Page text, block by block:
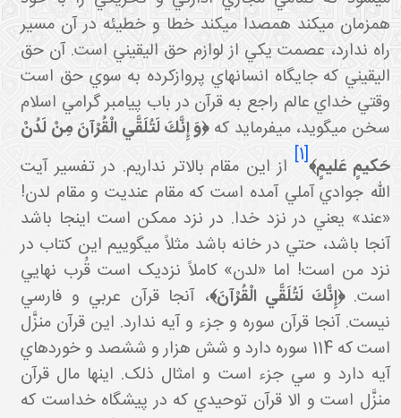
همزمان مي کند همصدا مي کند خطا و خطيئه در آن مسير
راه ندارد، عصمت يکي از لوازم حق اليقيني است. آن حق
اليقيني که جايگاه انسان هاي پروازکرده به سوي حق است
وقتي خداي عالم راجع به قرآن در باب پيامبر گرامي اسلام
سخن مي گويد، مي فرمايد که﴿وَ إِنَّكَ لَتُلَقَّي الْقُرْآنَ مِنْ لَدُنْ
حَكيمٍ عَليمٍ﴾[1]
از اين مقام بالاتر نداريم. در تفسير آيت
الله جوادي آملي آمده است که مقام عنديت و مقام لدن!
«عند» يعني در نزد خدا. در نزد ممکن است اينجا باشد
آنجا باشد، حتي در خانه باشد مثلاً مي گوييم اين کتاب در
نزد من است! اما «لدن» کاملاً نزديک است قُرب نهايي
است.﴿إِنَّكَ لَتُلَقَّي الْقُرْآنَ﴾، آنجا قرآن عربي و فارسي
نيست. آنجا قرآن سوره و جزء و آيه ندارد. اين قرآن منزَّل
است که 114 سوره دارد و شش هزار و ششصد و خورده اي
آيه دارد و سي جزء است و امثال ذلک. اينها مال قرآن
منزَّل است و الا قرآن توحيدي که در پيشگاه خداست که